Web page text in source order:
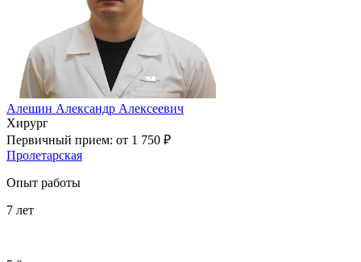
Алешин Александр Алексеевич
Хирург
Первичный прием: от 1 750 ₽
Пролетарская
Опыт работы
7 лет